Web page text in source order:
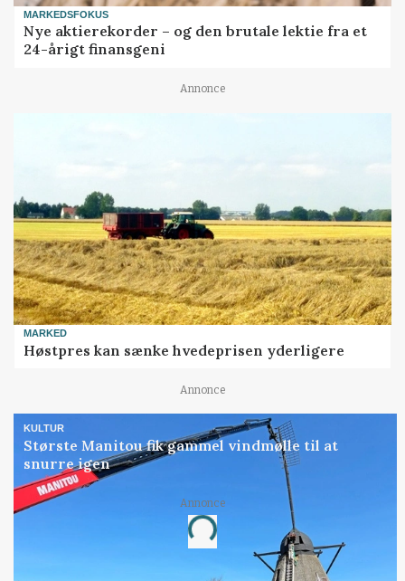
MARKEDSFOKUS
Nye aktierekorder – og den brutale lektie fra et
24-årigt finansgeni
Annonce
MARKED
Høstpres kan sænke hvedeprisen yderligere
Annonce
KULTUR
Største Manitou fik gammel vindmølle til at
snurre igen
Annonce
Loading...